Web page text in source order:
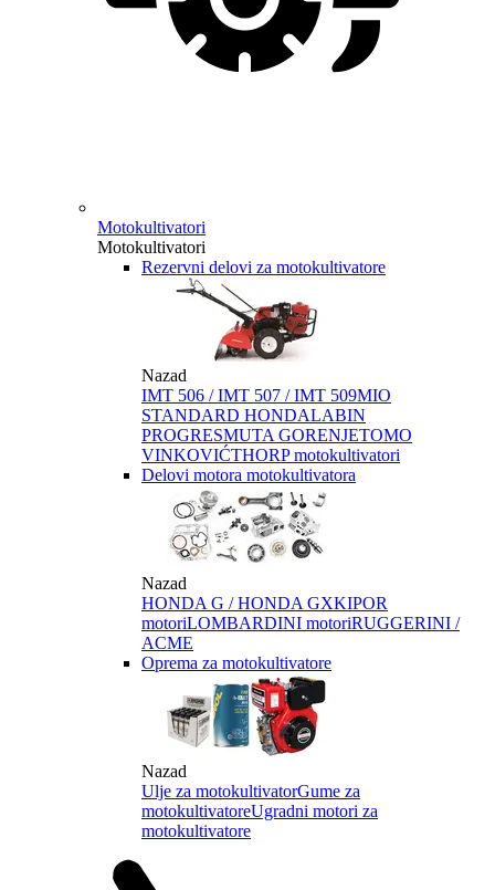
Motokultivatori
Motokultivatori
Rezervni delovi za motokultivatore
Nazad
IMT 506 / IMT 507 / IMT 509MIO
STANDARD HONDALABIN
PROGRESMUTA GORENJETOMO
VINKOVIĆTHORP motokultivatori
Delovi motora motokultivatora
Nazad
HONDA G / HONDA GXKIPOR
motoriLOMBARDINI motoriRUGGERINI /
ACME
Oprema za motokultivatore
Nazad
Ulje za motokultivatorGume za
motokultivatoreUgradni motori za
motokultivatore